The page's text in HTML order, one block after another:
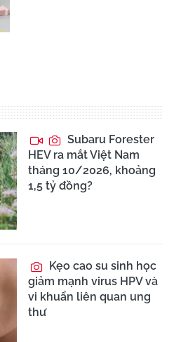
Subaru Forester
HEV ra mắt Việt Nam
tháng 10/2026, khoảng
1,5 tỷ đồng?
Kẹo cao su sinh học
giảm mạnh virus HPV và
vi khuẩn liên quan ung
thư